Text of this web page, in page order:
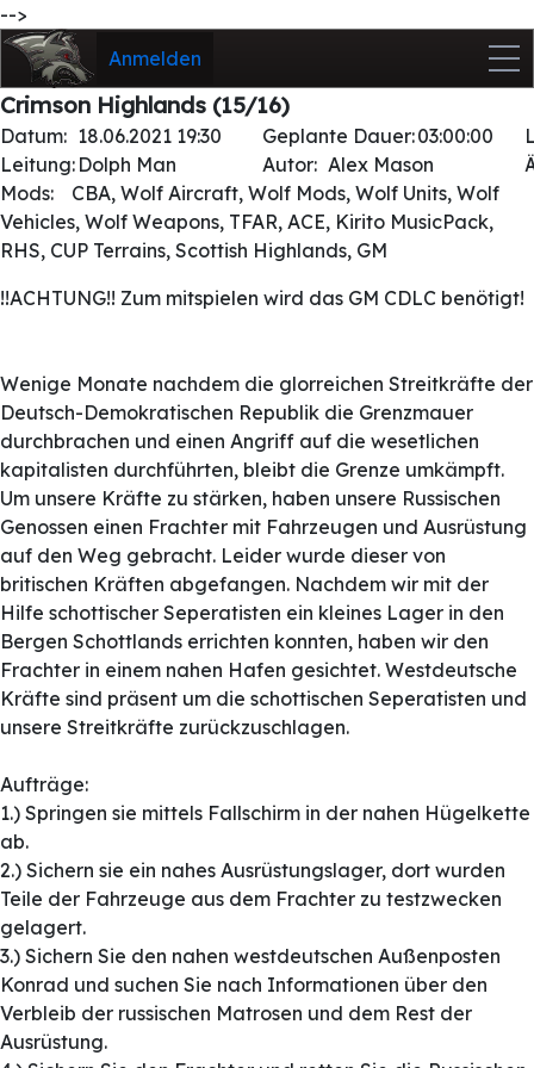
-->
Anmelden
Crimson Highlands (15/16)
Datum: 18.06.2021 19:30 Geplante Dauer:03:00:00
Leitung: Dolph Man Autor: Alex Mason
Mods:
CBA, Wolf Aircraft, Wolf Mods, Wolf Units, Wolf
Vehicles, Wolf Weapons, TFAR, ACE, Kirito MusicPack,
RHS, CUP Terrains, Scottish Highlands, GM
!!ACHTUNG!! Zum mitspielen wird das GM CDLC benötigt!
Wenige Monate nachdem die glorreichen Streitkräfte der
Deutsch-Demokratischen Republik die Grenzmauer
durchbrachen und einen Angriff auf die wesetlichen
kapitalisten durchführten, bleibt die Grenze umkämpft.
Um unsere Kräfte zu stärken, haben unsere Russischen
Genossen einen Frachter mit Fahrzeugen und Ausrüstung
auf den Weg gebracht. Leider wurde dieser von
britischen Kräften abgefangen. Nachdem wir mit der
Hilfe schottischer Seperatisten ein kleines Lager in den
Bergen Schottlands errichten konnten, haben wir den
Frachter in einem nahen Hafen gesichtet. Westdeutsche
Kräfte sind präsent um die schottischen Seperatisten und
unsere Streitkräfte zurückzuschlagen.
Aufträge:
1.) Springen sie mittels Fallschirm in der nahen Hügelkette
ab.
2.) Sichern sie ein nahes Ausrüstungslager, dort wurden
Teile der Fahrzeuge aus dem Frachter zu testzwecken
gelagert.
3.) Sichern Sie den nahen westdeutschen Außenposten
Konrad und suchen Sie nach Informationen über den
Verbleib der russischen Matrosen und dem Rest der
Ausrüstung.